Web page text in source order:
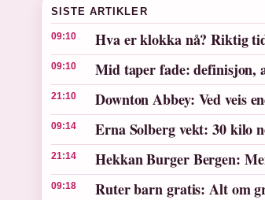
SISTE ARTIKLER
09:10 Hva er klokka nå? Riktig
09:10 Mid taper fade: definisjon,
21:10 Downton Abbey: Ved veis
09:14 Erna Solberg vekt: 30 kilo
21:14 Hekkan Burger Bergen:
09:18 Ruter barn gratis: Alt om